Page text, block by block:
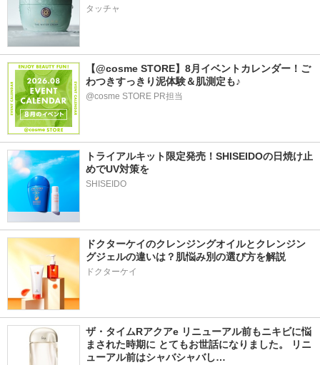
タッチャ
【@cosme STORE】8月イベントカレンダー！ご
わつきすっきり泥体験＆肌測定も♪
@cosme STORE PR担当
トライアルキット限定発売！SHISEIDOの日焼け止
めでUV対策を
SHISEIDO
ドクターケイのクレンジングオイルとクレンジン
グジェルの違いは？肌悩み別の選び方を解説
ドクターケイ
ザ・タイムRアクアe リニューアル前もニキビに悩
まされた時期に とてもお世話になりました。 リニ
ューアル前はシャバシャバし…